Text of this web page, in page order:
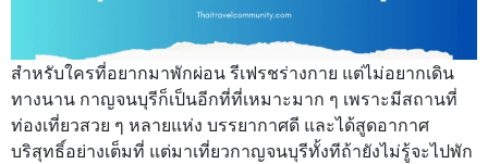
สำหรับใครที่อยากมาพักผ่อน รีเฟรชร่างกาย แต่ไม่อยากเดิน
ทางนาน กาญจนบุรีก็เป็นอีกที่ที่เหมาะมาก ๆ เพราะมีสถานที่
ท่องเที่ยวสวย ๆ หลายแห่ง บรรยากาศดี และได้สูดอากาศ
บริสุทธิ์อย่างเต็มที่ แต่มาเที่ยวกาญจนบุรีทั้งทีถ้ายังไม่รู้จะไปพัก